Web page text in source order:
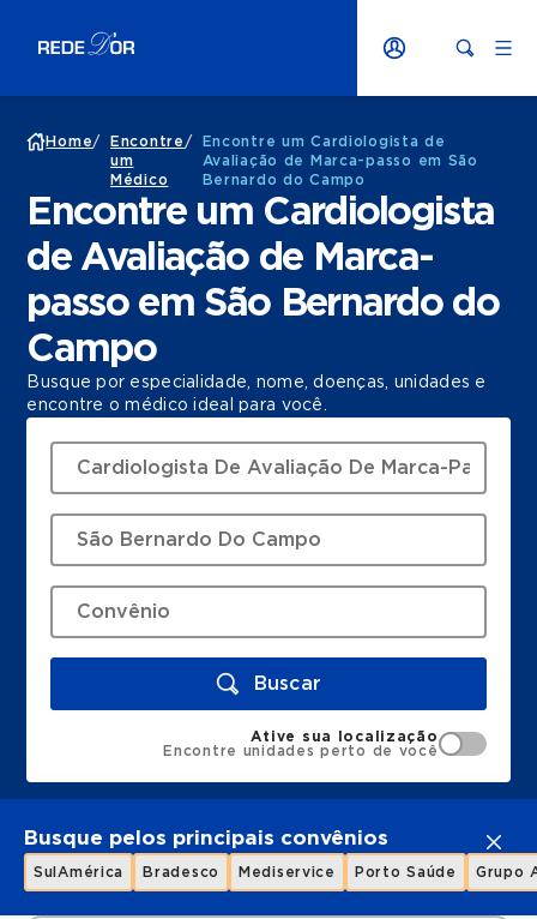
Home/
Encontre
um
Médico
/
Encontre um Cardiologista de
Avaliação de Marca-passo em São
Bernardo do Campo
Encontre um Cardiologista
de Avaliação de Marca-
passo em São Bernardo do
Campo
Busque por especialidade, nome, doenças, unidades e
encontre o médico ideal para você.
Buscar
Ative sua localização
Encontre unidades perto de você
Busque pelos principais convênios
SulAmérica Bradesco Mediservice Porto Saúde Grupo